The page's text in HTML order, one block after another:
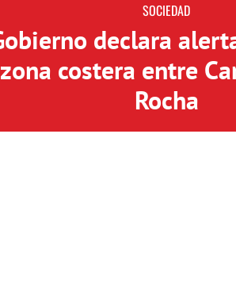
SOCIEDAD
declara
zona costera entre
Rocha